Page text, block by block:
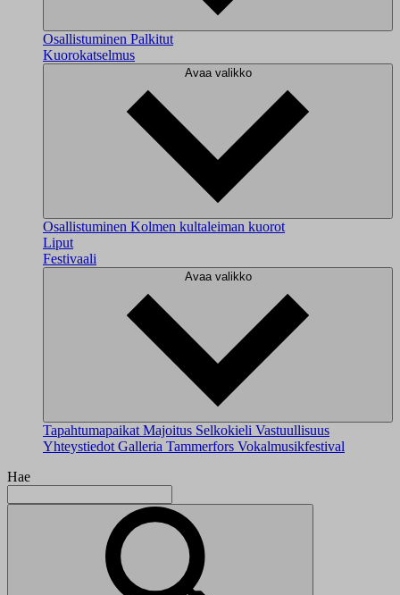
Osallistuminen Palkitut
Kuorokatselmus
Avaa valikko
Osallistuminen Kolmen kultaleiman kuorot
Liput
Festivaali
Avaa valikko
Tapahtumapaikat Majoitus Selkokieli Vastuullisuus
Yhteystiedot Galleria Tammerfors Vokalmusikfestival
Hae